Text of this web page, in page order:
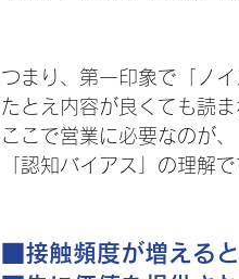
つまり、第一印象で「ノ
たとえ内容が良くても読ま
ここで営業に必要なのが
「認知バイアス」の理解で
■接触頻度が増える